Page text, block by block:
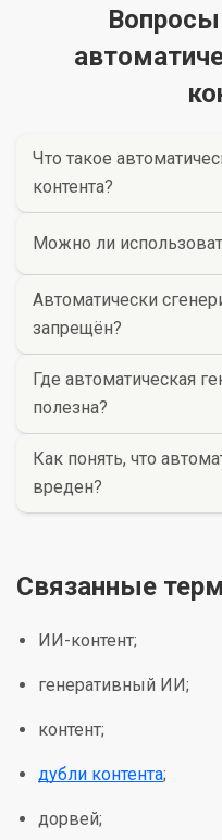
Что такое
контента?
Можно ли
Автоматически
запрещён?
Где автоматическая
полезна?
Как понять, что
вреден?
Связанные
ИИ-контент;
генеративный ИИ;
контент;
дубли контента;
дорвей;